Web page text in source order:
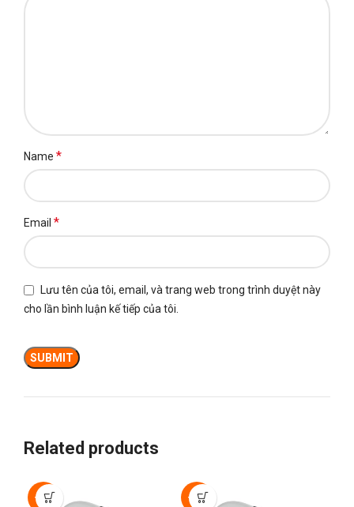
Name *
Email *
Lưu tên của tôi, email, và trang web trong trình duyệt này
cho lần bình luận kế tiếp của tôi.
Related products
-50% -50%